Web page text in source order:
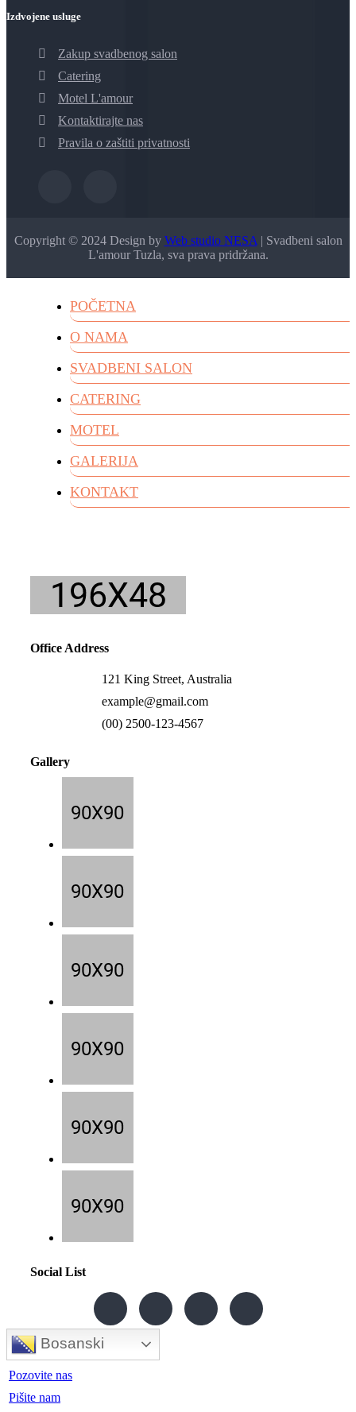
Izdvojene usluge
Zakup svadbenog salon
Catering
Motel L'amour
Kontaktirajte nas
Pravila o zaštiti privatnosti
Copyright © 2024 Design by Web studio NESA | Svadbeni salon
L'amour Tuzla, sva prava pridržana.
POČETNA
O NAMA
SVADBENI SALON
CATERING
MOTEL
GALERIJA
KONTAKT
Office Address
121 King Street, Australia
example@gmail.com
(00) 2500-123-4567
Gallery
Social List
Bosanski
Pozovite nas
Pišite nam